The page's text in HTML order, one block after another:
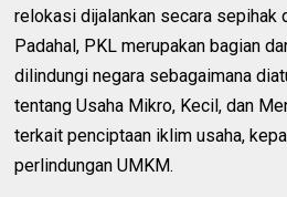
relokasi dijalankan secara sepihak
Padahal, PKL merupakan bagian
dilindungi negara sebagaimana
tentang Usaha Mikro, Kecil, dan
terkait penciptaan iklim usaha,
perlindungan UMKM.